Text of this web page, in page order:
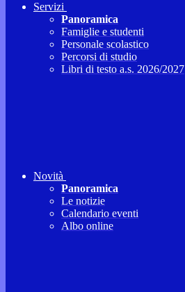
Servizi
Panoramica
Famiglie e studenti
Personale scolastico
Percorsi di studio
Libri di testo a.s. 2026/2027
Novità
Panoramica
Le notizie
Calendario eventi
Albo online